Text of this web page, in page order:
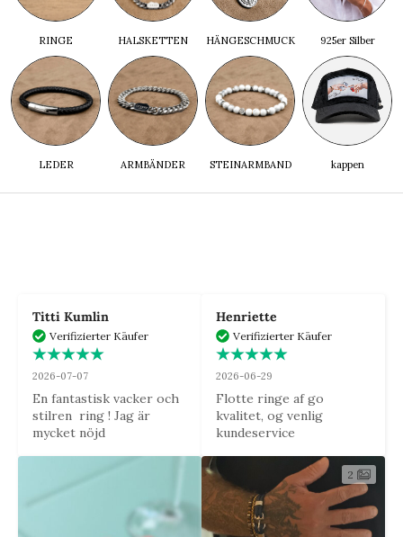
RINGE HALSKETTEN HÄNGESCHMUCK 925er Silber
LEDER ARMBÄNDER STEINARMBAND kappen
Titti Kumlin
Verifizierter Käufer
2026-07-07
En fantastisk vacker och
stilren  ring ! Jag är
mycket nöjd
Henriette
Verifizierter Käufer
2026-06-29
Flotte ringe af go
kvalitet, og venlig
kundeservice
2